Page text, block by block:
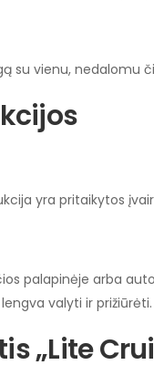
su vienu, nedalomu
yra pritaikytos
palapinėje arba
valyti ir prižiūrėti.
„Lite